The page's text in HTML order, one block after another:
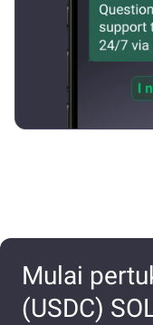
Mulai
(USDC)